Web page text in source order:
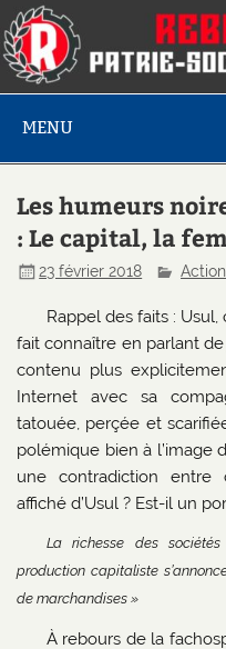
MENU
Les humeurs
: Le capital, la
23 février 2018
Rappel des faits :
fait connaître en parlant
contenu plus
Internet avec sa
tatouée, perçée et
polémique bien à l’image
une contradiction
affiché d’Usul ? Est-il un
La richesse des
production capitaliste
de marchandises »
À rebours de la